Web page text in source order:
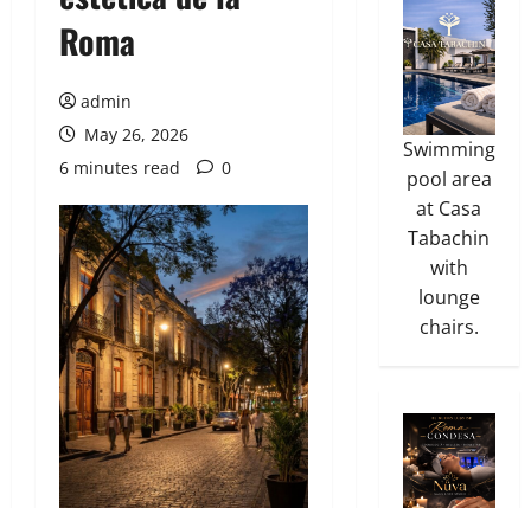
Roma
admin
May 26, 2026
6 minutes read
0
Swimming
pool area
at Casa
Tabachin
with
lounge
chairs.